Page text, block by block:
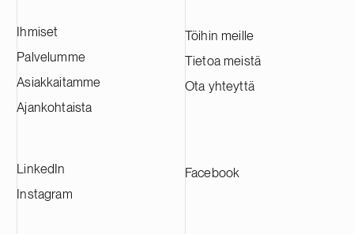
Ihmiset
Palvelumme
Asiakkaitamme
Ajankohtaista
Töihin meille
Tietoa meistä
Ota yhteyttä
LinkedIn
Instagram
Facebook